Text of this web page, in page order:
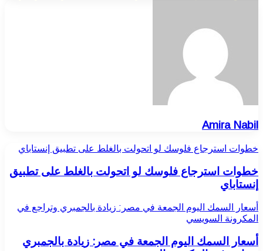
Amira Nabil
خطوات استرجاع فلوسك لو اتحولت بالغلط على تطبيق إنستاباي
خطوات استرجاع فلوسك لو اتحولت بالغلط على تطبيق
إنستاباي
أسعار السمك اليوم الجمعة في مصر: زيادة بالجمبري وتراجع في
المكرونة السويسي
أسعار السمك اليوم الجمعة في مصر: زيادة بالجمبري